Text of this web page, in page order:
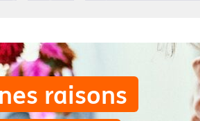
raisons